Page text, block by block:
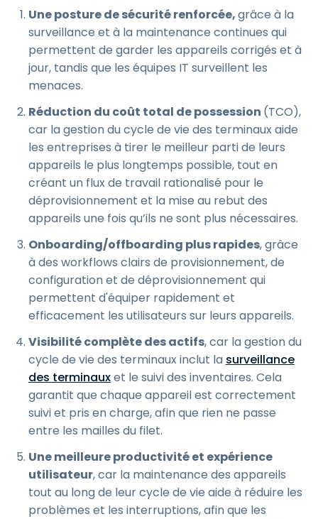
Une posture de sécurité renforcée,grâce à la
surveillance et à la maintenance continues qui
permettent de garder les appareils corrigés et à
jour, tandis que les équipes IT surveillent les
menaces.
Réduction du coût total de possession (TCO),
car la gestion du cycle de vie des terminaux aide
les entreprises à tirer le meilleur parti de leurs
appareils le plus longtemps possible, tout en
créant un flux de travail rationalisé pour le
déprovisionnement et la mise au rebut des
appareils une fois qu’ils ne sont plus nécessaires.
Onboarding/offboarding plus rapides, grâce
à des workflows clairs de provisionnement, de
configuration et de déprovisionnement qui
permettent d'équiper rapidement et
efficacement les utilisateurs sur leurs appareils.
Visibilité complète des actifs, car la gestion du
cycle de vie des terminaux inclut la surveillance
des terminauxet le suivi des inventaires. Cela
garantit que chaque appareil est correctement
suivi et pris en charge, afin que rien ne passe
entre les mailles du filet.
Une meilleure productivité et expérience
utilisateur, car la maintenance des appareils
tout au long de leur cycle de vie aide à réduire les
problèmes et les interruptions, afin que les